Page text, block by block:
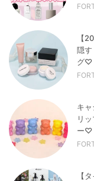
【
隠す
グ♡
キ
リ
ー♡
【